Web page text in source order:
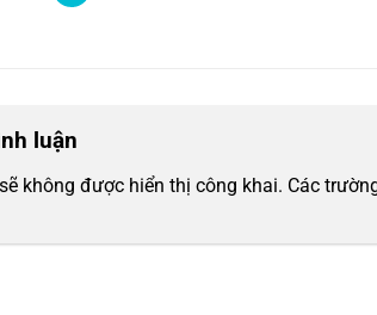
luận
không được hiển thị công khai. Các